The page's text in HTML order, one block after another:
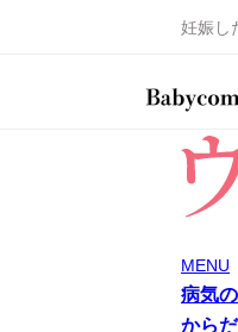
妊娠し
MENU
病気
から